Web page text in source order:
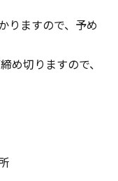
りますので、予め
め切りますので、